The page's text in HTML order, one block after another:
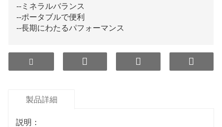
--ミネラルバランス
--ポータブルで便利
--長期にわたるパフォーマンス
製品詳細
説明：